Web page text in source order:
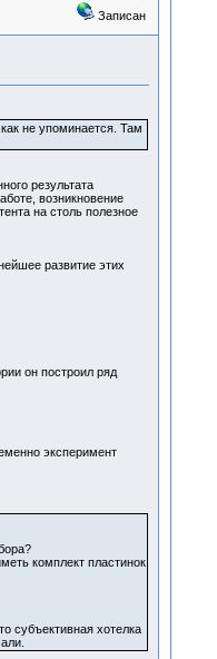
Записан
не упоминается. Там
результата
возникновение
на столь полезное
развитие этих
он построил ряд
эксперимент
комплект пластинок
субъективная хотелка